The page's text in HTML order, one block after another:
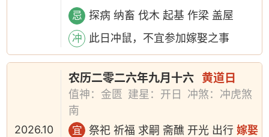
忌 探病 纳畜 伐木 起基 作梁 盖屋
冲 此日冲鼠，不宜参加嫁娶之事
2026.10
农历二零二六年九月十六 黄道日
值神：金匮 建星：开日
冲煞：冲虎煞
南
宜 祭祀 祈福 求嗣 斋醮 开光 出行嫁娶